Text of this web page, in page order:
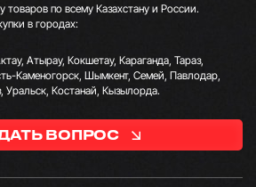
по всему Казахстану и России.
в городах:
Атырау, Кокшетау, Караганда, Тараз,
Каменогорск, Шымкент, Семей, Павлодар,
Уральск, Костанай, Кызылорда.
ВОПРОС